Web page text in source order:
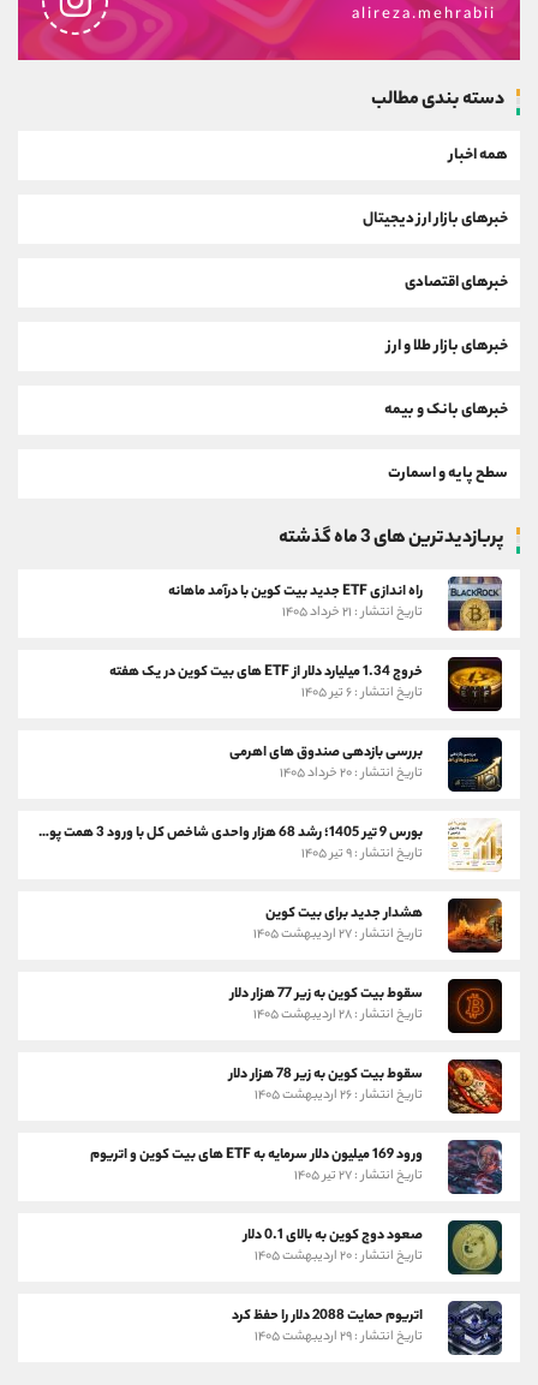
alireza.mehrabii
دسته بندی مطالب
همه اخبار
خبرهای بازار ارز دیجیتال
خبرهای اقتصادی
خبرهای بازار طلا و ارز
خبرهای بانک و بیمه
سطح پایه و اسمارت
پربازدیدترین های 3 ماه گذشته
راه اندازی ETF جدید بیت کوین با درآمد ماهانه
تاریخ انتشار : ۲۱ خرداد ۱۴۰۵
خروج 1.34 میلیارد دلار از ETF های بیت کوین در یک هفته
تاریخ انتشار : ۶ تیر ۱۴۰۵
بررسی بازدهی صندوق های اهرمی
تاریخ انتشار : ۲۰ خرداد ۱۴۰۵
بورس 9 تیر 1405؛ رشد 68 هزار واحدی شاخص کل با ورود 3 همت پول حقیقی
تاریخ انتشار : ۹ تیر ۱۴۰۵
هشدار جدید برای بیت کوین
تاریخ انتشار : ۲۷ اردیبهشت ۱۴۰۵
سقوط بیت کوین به زیر 77 هزار دلار
تاریخ انتشار : ۲۸ اردیبهشت ۱۴۰۵
سقوط بیت کوین به زیر 78 هزار دلار
تاریخ انتشار : ۲۶ اردیبهشت ۱۴۰۵
ورود 169 میلیون دلار سرمایه به ETF های بیت کوین و اتریوم
تاریخ انتشار : ۲۷ تیر ۱۴۰۵
صعود دوج کوین به بالای 0.1 دلار
تاریخ انتشار : ۲۰ اردیبهشت ۱۴۰۵
اتریوم حمایت 2088 دلار را حفظ کرد
تاریخ انتشار : ۲۹ اردیبهشت ۱۴۰۵